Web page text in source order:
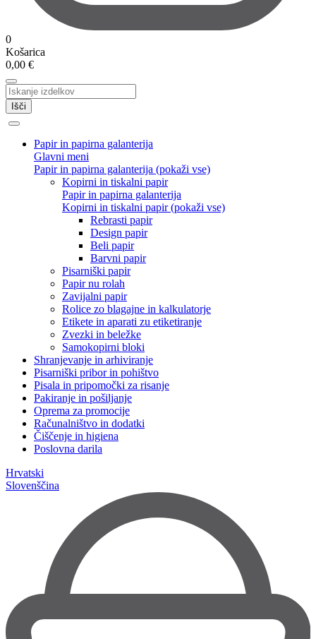
0
Košarica
0,00 €
Išči
Papir in papirna galanterija
Glavni meni
Papir in papirna galanterija (pokaži vse)
Kopirni in tiskalni papir
Papir in papirna galanterija
Kopirni in tiskalni papir (pokaži vse)
Rebrasti papir
Design papir
Beli papir
Barvni papir
Pisarniški papir
Papir nu rolah
Zavijalni papir
Rolice zo blagajne in kalkulatorje
Etikete in aparati zu etiketiranje
Zvezki in beležke
Samokopirni bloki
Shranjevanje in arhiviranje
Pisarniški pribor in pohištvo
Pisala in pripomočki za risanje
Pakiranje in pošiljanje
Oprema za promocije
Računalništvo in dodatki
Čiščenje in higiena
Poslovna darila
Hrvatski
Slovenščina